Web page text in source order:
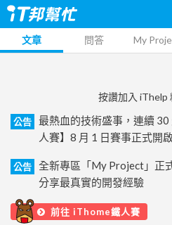
文章 問答 My
按讚加入 iThelp
公告
最熱血的技術盛事，連續
人賽】8 月 1 日賽事正式開啟
公告
全新專區「My Project」正
分享最真實的開發經驗
前往 iThome鐵人賽